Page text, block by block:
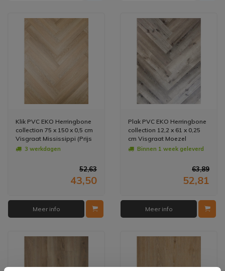
Klik PVC EKO Herringbone
collection 75 x 150 x 0,5 cm
Visgraat Mississippi (Prijs
Per M2)
3 werkdagen
52,63
43,50
Meer info
Plak PVC EKO Herringbone
collection 12,2 x 61 x 0,25
cm Visgraat Moezel
(Doosinhoud: 1,79 m2)
Binnen 1 week geleverd
63,89
52,81
Meer info